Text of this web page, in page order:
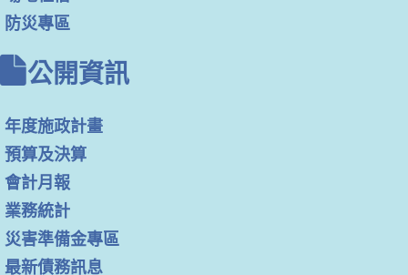
防災專區
公開資訊
年度施政計畫
預算及決算
會計月報
業務統計
災害準備金專區
最新債務訊息